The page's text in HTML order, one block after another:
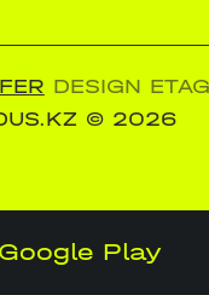
DESIGN
© 2026
Google Play